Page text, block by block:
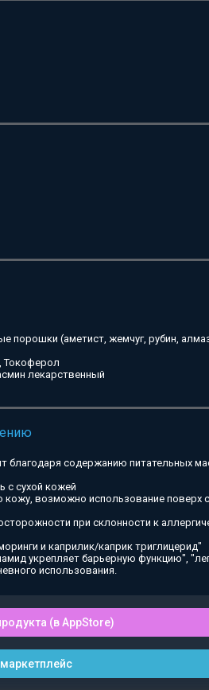
порошки (аметист, жемчуг, рубин,
Токоферол
лекарственный
благодаря содержанию питательных
с сухой кожей
кожу, возможно использование поверх
при склонности к
и каприлик/каприк триглицерид"
укрепляет барьерную функцию",
использования.
(в AppStore)